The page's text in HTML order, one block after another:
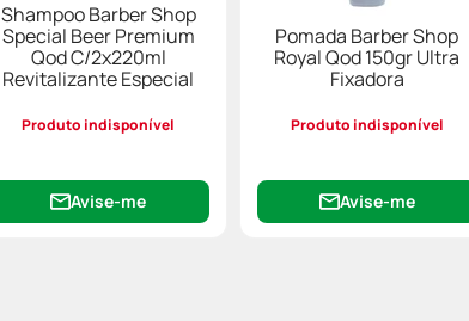
Shampoo Barber Shop
Special Beer Premium
Qod C/2x220ml
Revitalizante Especial
Produto indisponível
Avise-me
Pomada Barber Shop
Royal Qod 150gr Ultra
Fixadora
Produto indisponível
Avise-me